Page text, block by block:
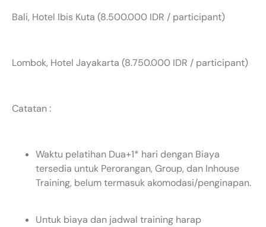
Bali, Hotel Ibis Kuta (8.500.000 IDR / participant)
Lombok, Hotel Jayakarta (8.750.000 IDR / participant)
Catatan :
Waktu pelatihan Dua+1* hari dengan Biaya
tersedia untuk Perorangan, Group, dan Inhouse
Training, belum termasuk akomodasi/penginapan.
Untuk biaya dan jadwal training harap